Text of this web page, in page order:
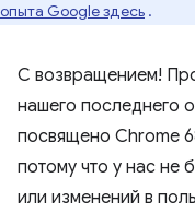
опыта Google здесь .
С возвращением!
нашего последнего
посвящено Chrome
потому что у нас не
или изменений в